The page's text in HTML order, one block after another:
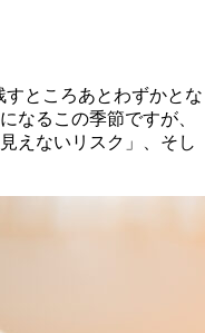
ところあとわずかとな
なるこの季節ですが、
えないリスク」、そし